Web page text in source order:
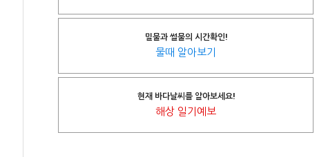
밀물과 썰물의 시간확인!
물때 알아보기
현재 바다날씨를 알아보세요!
해상 일기예보